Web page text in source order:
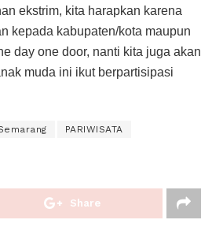
ekstrim, kita harapkan karena
kepada kabupaten/kota maupun
day one door, nanti kita juga akan
muda ini ikut berpartisipasi
PARIWISATA
Share